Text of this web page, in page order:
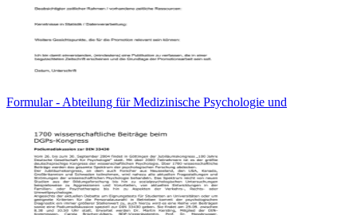
Formular - Abteilung für Medizinische Psychologie und